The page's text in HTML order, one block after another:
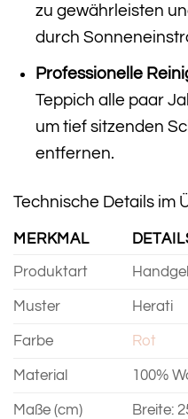
zu gewährleisten
durch
Professionelle
Teppich alle paar
um tief sitzenden
entfernen.
Technische Details im
MERKMAL
Produktart
Muster Herati
Farbe Rot
Material 100%
Maße (cm) Breite: